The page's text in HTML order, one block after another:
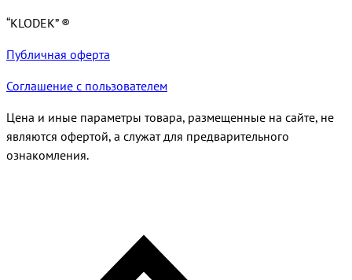
“KLODEK” ®
Публичная оферта
Соглашение с пользователем
Цена и иные параметры товара, размещенные на сайте, не
являются офертой, а служат для предварительного
ознакомления.